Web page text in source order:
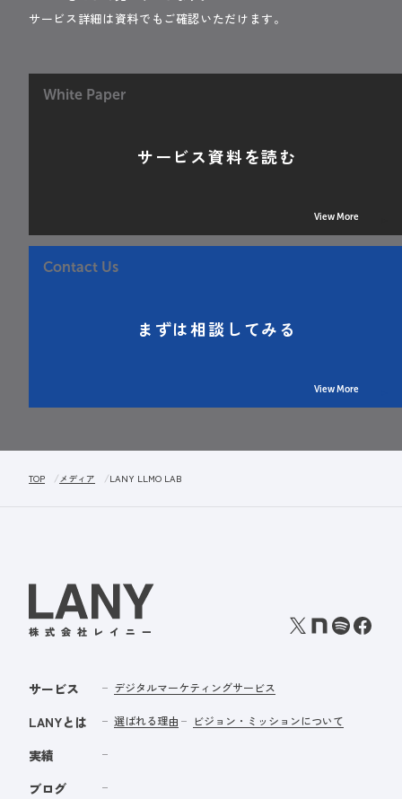
サービス詳細は資料でもご確認いただけます。
White Paper
サービス資料を読む
View More
Contact Us
まずは相談してみる
View More
TOP メディア LANY LLMO LAB
サービス デジタルマーケティングサービス
LANYとは 選ばれる理由 ビジョン・ミッションについて
実績
ブログ